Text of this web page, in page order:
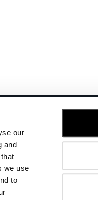
our
and
we use
to
BESTELLUNGEN